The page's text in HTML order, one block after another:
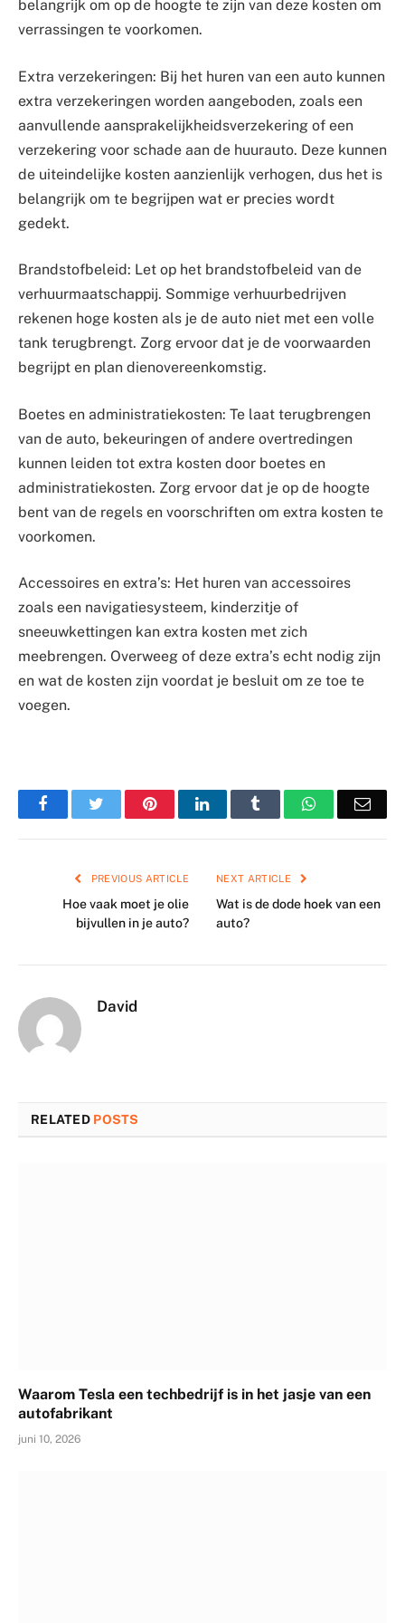
belangrijk om op de hoogte te zijn van deze kosten om
verrassingen te voorkomen.
Extra verzekeringen: Bij het huren van een auto kunnen
extra verzekeringen worden aangeboden, zoals een
aanvullende aansprakelijkheidsverzekering of een
verzekering voor schade aan de huurauto. Deze kunnen
de uiteindelijke kosten aanzienlijk verhogen, dus het is
belangrijk om te begrijpen wat er precies wordt
gedekt.
Brandstofbeleid: Let op het brandstofbeleid van de
verhuurmaatschappij. Sommige verhuurbedrijven
rekenen hoge kosten als je de auto niet met een volle
tank terugbrengt. Zorg ervoor dat je de voorwaarden
begrijpt en plan dienovereenkomstig.
Boetes en administratiekosten: Te laat terugbrengen
van de auto, bekeuringen of andere overtredingen
kunnen leiden tot extra kosten door boetes en
administratiekosten. Zorg ervoor dat je op de hoogte
bent van de regels en voorschriften om extra kosten te
voorkomen.
Accessoires en extra’s: Het huren van accessoires
zoals een navigatiesysteem, kinderzitje of
sneeuwkettingen kan extra kosten met zich
meebrengen. Overweeg of deze extra’s echt nodig zijn
en wat de kosten zijn voordat je besluit om ze toe te
voegen.
FacebookTwitter PinterestLinkedIn Tumblr WhatsApp
PREVIOUS ARTICLE
Hoe vaak moet je olie
bijvullen in je auto?
NEXT ARTICLE
Wat is de dode hoek van een
auto?
David
RELATED POSTS
Waarom Tesla een techbedrijf is in het jasje van een
autofabrikant
juni 10, 2026